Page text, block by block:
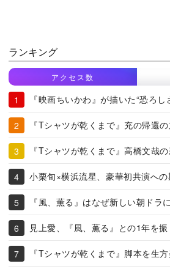
ランキング
アクセス数
『映画ちいかわ』が描いた“恐ろし
『Tシャツが乾くまで』充の帰還
『Tシャツが乾くまで』高橋文哉
小栗旬×横浜流星、豪華初共演へ
『風、薫る』はなぜ新しい朝ドラ
見上愛、『風、薫る』との1年を振
『Tシャツが乾くまで』脚本を生